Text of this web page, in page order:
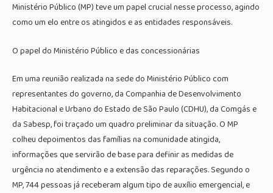
Ministério Público (MP) teve um papel crucial nesse processo, agindo
como um elo entre os atingidos e as entidades responsáveis.
O papel do Ministério Público e das concessionárias
Em uma reunião realizada na sede do Ministério Público com
representantes do governo, da Companhia de Desenvolvimento
Habitacional e Urbano do Estado de São Paulo (CDHU), da Comgás e
da Sabesp, foi traçado um quadro preliminar da situação. O MP
colheu depoimentos das famílias na comunidade atingida,
informações que servirão de base para definir as medidas de
urgência no atendimento e a extensão das reparações. Segundo o
MP, 744 pessoas já receberam algum tipo de auxílio emergencial, e